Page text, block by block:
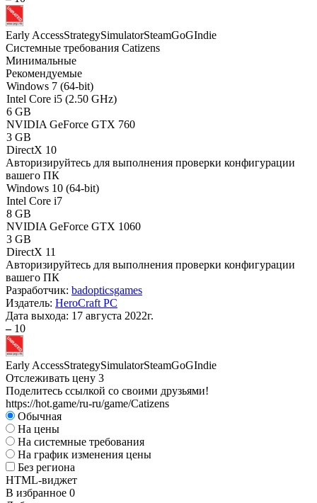
Early AccessStrategySimulatorSteamGoGIndie
Системные требования Catizens
Минимальные
Рекомендуемые
Windows 7 (64-bit)
Intel Core i5 (2.50 GHz)
6 GB
NVIDIA GeForce GTX 760
3 GB
DirectX 10
Авторизируйтесь для выполнения проверки конфигурации
вашего ПК
Windows 10 (64-bit)
Intel Core i7
8 GB
NVIDIA GeForce GTX 1060
3 GB
DirectX 11
Авторизируйтесь для выполнения проверки конфигурации
вашего ПК
Разработчик: badopticsgames
Издатель: HeroCraft PC
Дата выхода: 17 августа 2022г.
– 10
Early AccessStrategySimulatorSteamGoGIndie
Отслеживать цену 3
Поделитесь ссылкой со своими друзьями!
https://hot.game/ru-ru/game/Catizens
Обычная
На цены
На системные требования
На график изменения цены
Без региона
HTML-виджет
В избранное 0